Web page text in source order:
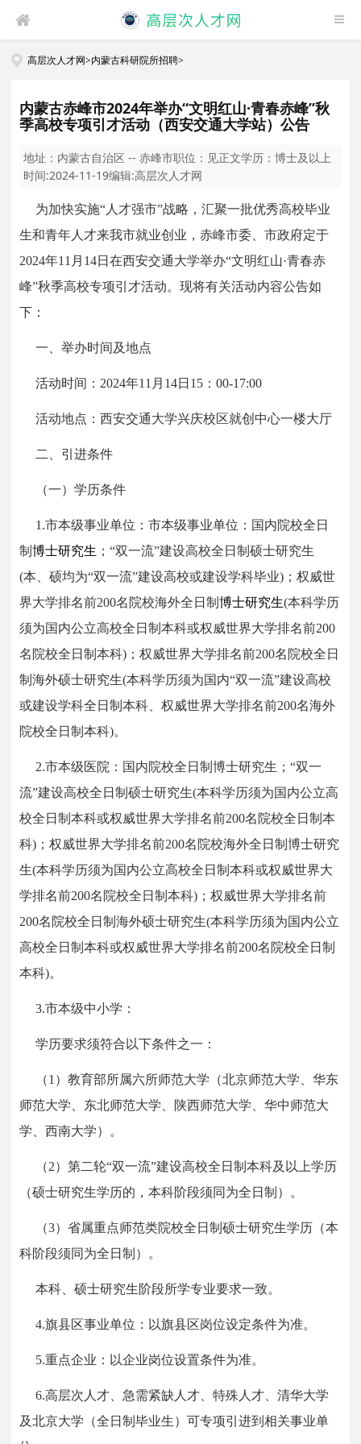
高层次人才网>内蒙古科研院所招聘>
内蒙古赤峰市2024年举办“文明红山·青春赤峰”秋
季高校专项引才活动（西安交通大学站）公告
地址： 内蒙古自治区 -- 赤峰市职位： 见正文学历：博士及以上
时间:2024-11-19编辑:高层次人才网
为加快实施“人才强市”战略，汇聚一批优秀高校毕业
生和青年人才来我市就业创业，赤峰市委、市政府定于
2024年11月14日在西安交通大学举办“文明红山·青春赤
峰”秋季高校专项引才活动。现将有关活动内容公告如
下：
一、举办时间及地点
活动时间：2024年11月14日15：00-17:00
活动地点：西安交通大学兴庆校区就创中心一楼大厅
二、引进条件
（一）学历条件
1.市本级事业单位：市本级事业单位：国内院校全日
制博士研究生 ；“双一流”建设高校全日制硕士研究生
(本、硕均为“双一流”建设高校或建设学科毕业)；权威世
界大学排名前200名院校海外全日制博士研究生(本科学历
须为国内公立高校全日制本科或权威世界大学排名前200
名院校全日制本科)；权威世界大学排名前200名院校全日
制海外硕士研究生(本科学历须为国内“双一流”建设高校
或建设学科全日制本科、权威世界大学排名前200名海外
院校全日制本科)。
2.市本级医院：国内院校全日制博士研究生；“双一
流”建设高校全日制硕士研究生(本科学历须为国内公立高
校全日制本科或权威世界大学排名前200名院校全日制本
科)；权威世界大学排名前200名院校海外全日制博士研究
生(本科学历须为国内公立高校全日制本科或权威世界大
学排名前200名院校全日制本科)；权威世界大学排名前
200名院校全日制海外硕士研究生(本科学历须为国内公立
高校全日制本科或权威世界大学排名前200名院校全日制
本科)。
3.市本级中小学：
学历要求须符合以下条件之一：
（1）教育部所属六所师范大学（北京师范大学、华东
师范大学、东北师范大学、陕西师范大学、华中师范大
学、西南大学）。
（2）第二轮“双一流”建设高校全日制本科及以上学历
（硕士研究生学历的，本科阶段须同为全日制）。
（3）省属重点师范类院校全日制硕士研究生学历（本
科阶段须同为全日制）。
本科、硕士研究生阶段所学专业要求一致。
4.旗县区事业单位：以旗县区岗位设定条件为准。
5.重点企业：以企业岗位设置条件为准。
6.高层次人才、急需紧缺人才、特殊人才、清华大学
及北京大学（全日制毕业生）可专项引进到相关事业单